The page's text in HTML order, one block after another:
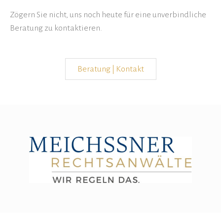
Zögern Sie nicht, uns noch heute für eine unverbindliche
Beratung zu kontaktieren.
Beratung | Kontakt